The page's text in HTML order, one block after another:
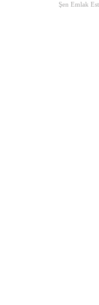
Şen Emlak